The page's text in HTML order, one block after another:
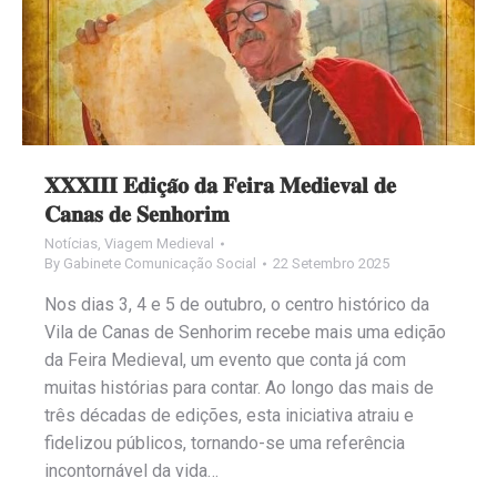
𝐗𝐗𝐗𝐈𝐈𝐈 𝐄𝐝𝐢𝐜̧𝐚̃𝐨 𝐝𝐚 𝐅𝐞𝐢𝐫𝐚 𝐌𝐞𝐝𝐢𝐞𝐯𝐚𝐥 𝐝𝐞
𝐂𝐚𝐧𝐚𝐬 𝐝𝐞 𝐒𝐞𝐧𝐡𝐨𝐫𝐢𝐦
Notícias, Viagem Medieval
By Gabinete Comunicação Social 22 Setembro 2025
Nos dias 3, 4 e 5 de outubro, o centro histórico da
Vila de Canas de Senhorim recebe mais uma edição
da Feira Medieval, um evento que conta já com
muitas histórias para contar. Ao longo das mais de
três décadas de edições, esta iniciativa atraiu e
fidelizou públicos, tornando-se uma referência
incontornável da vida…